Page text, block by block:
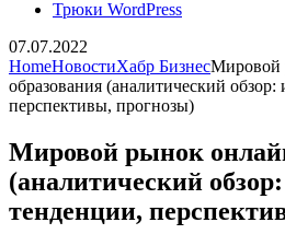
Трюки WordPress
07.07.2022
HomeНовостиХабр БизнесМировой
образования (аналитический обзор:
перспективы, прогнозы)
Мировой рынок
(аналитический
тенденции,